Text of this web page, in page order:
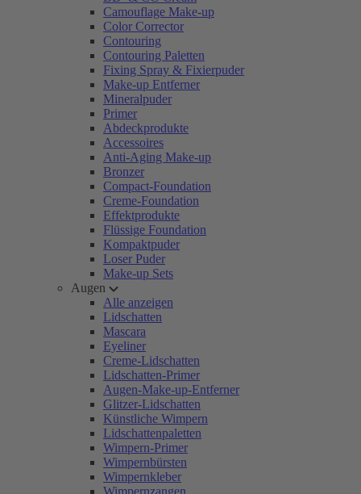
Camouflage Make-up
Color Corrector
Contouring
Contouring Paletten
Fixing Spray & Fixierpuder
Make-up Entferner
Mineralpuder
Primer
Abdeckprodukte
Accessoires
Anti-Aging Make-up
Bronzer
Compact-Foundation
Creme-Foundation
Effektprodukte
Flüssige Foundation
Kompaktpuder
Loser Puder
Make-up Sets
Augen
Alle anzeigen
Lidschatten
Mascara
Eyeliner
Creme-Lidschatten
Lidschatten-Primer
Augen-Make-up-Entferner
Glitzer-Lidschatten
Künstliche Wimpern
Lidschattenpaletten
Wimpern-Primer
Wimpernbürsten
Wimpernkleber
Wimpernzangen